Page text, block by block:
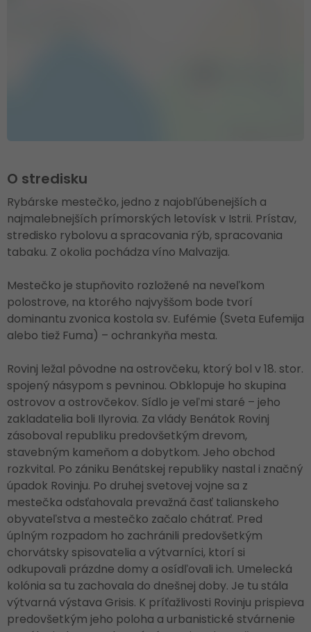
O stredisku
Rybárske mestečko, jedno z najobľúbenejších a
najmalebnejších prímorských letovísk v Istrii. Prístav,
stredisko rybolovu a spracovania rýb, spracovania
tabaku. Z okolia pochádza víno Malvazija.
Mestečko je stupňovito rozložené na neveľkom
polostrove, na ktorého najvyššom bode tvorí
dominantu zvonica kostola sv. Eufémie (Sveta Eufemija
alebo tiež Fuma) – ochrankyňa mesta.
Rovinj ležal pôvodne na ostrovčeku, ktorý bol v 18. stor.
spojený násypom s pevninou. Obklopuje ho skupina
ostrovov a ostrovčekov. Sídlo je veľmi staré – jeho
zakladatelia boli Ilyrovia. Za vlády Benátok Rovinj
zásoboval republiku predovšetkým drevom,
stavebným kameňom a dobytkom. Jeho obchod
rozkvital. Po zániku Benátskej republiky nastal i značný
úpadok Rovinju. Po druhej svetovej vojne sa z
mestečka odsťahovala prevažná časť talianskeho
obyvateľstva a mestečko začalo chátrať. Pred
úplným rozpadom ho zachránili predovšetkým
chorvátsky spisovatelia a výtvarníci, ktorí si
odkupovali prázdne domy a osídľovali ich. Umelecká
kolónia sa tu zachovala do dnešnej doby. Je tu stála
výtvarná výstava Grisis. K príťažlivosti Rovinju prispieva
predovšetkým jeho poloha a urbanistické stvárnenie